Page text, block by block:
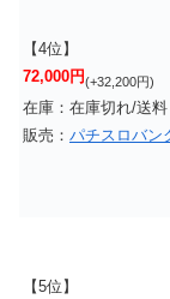
【4位】
72,000円(+32,200円)
在庫：在庫切れ/送
販売： パチスロバン
【5位】